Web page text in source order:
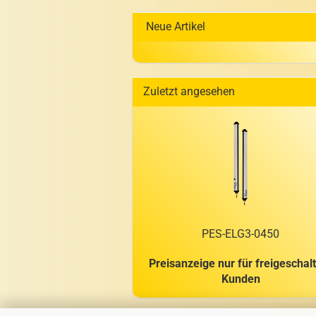
Neue Artikel
Zuletzt angesehen
PES-​ELG3-0450
Preisanzeige nur für
Kunden